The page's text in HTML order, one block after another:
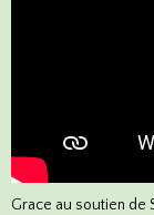
Grace au soutien de